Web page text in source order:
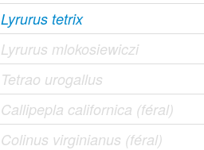
Lyrurus tetrix
Lyrurus mlokosiewiczi
Tetrao urogallus
Callipepla californica (féral)
Colinus virginianus (féral)